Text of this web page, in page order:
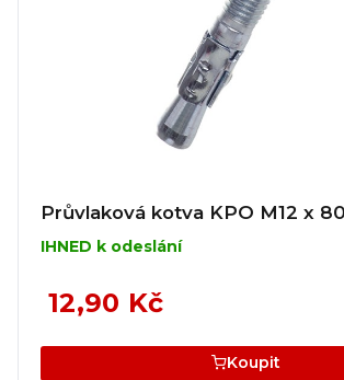
Průvlaková kotva KPO M12 x
IHNED k odeslání
12,90 Kč
Koupit